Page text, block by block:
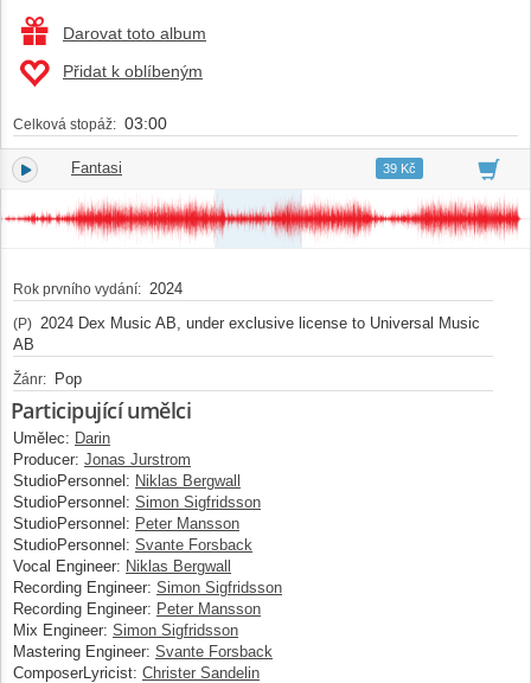
Darovat toto album
Přidat k oblíbeným
Celková stopáž: 03:00
1. Fantasi 03:0039 Kč
Rok prvního vydání: 2024
(P) 2024 Dex Music AB, under exclusive license to Universal Music
AB
Žánr: Pop
Participující umělci
Umělec: Darin
Producer: Jonas Jurstrom
StudioPersonnel: Niklas Bergwall
StudioPersonnel: Simon Sigfridsson
StudioPersonnel: Peter Mansson
StudioPersonnel: Svante Forsback
Vocal Engineer: Niklas Bergwall
Recording Engineer: Simon Sigfridsson
Recording Engineer: Peter Mansson
Mix Engineer: Simon Sigfridsson
Mastering Engineer: Svante Forsback
ComposerLyricist: Christer Sandelin